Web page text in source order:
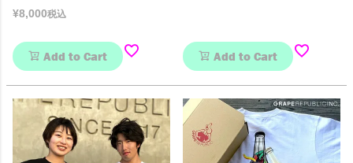
¥8,000税込
Add to Cart Add to Cart